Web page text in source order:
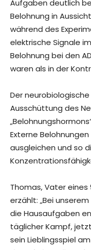
Aufgaben deutlich
Belohnung in
während des
elektrische Signale
Belohnung bei den
waren als in der
Der neurobiologische
Ausschüttung des
Externe
ausgleichen und so
Thomas, Vater eines
erzählt: „Bei
die Hausaufgaben
täglicher Kampf,
sein Lieblingsspiel